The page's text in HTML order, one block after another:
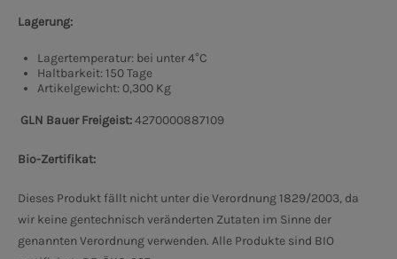
Lagerung:
Lagertemperatur: bei unter 4°C
Haltbarkeit: 150 Tage
Artikelgewicht: 0,300 Kg
GLN Bauer Freigeist:4270000887109
Bio-Zertifikat:
Dieses Produkt fällt nicht unter die Verordnung 1829/2003, da
wir keine gentechnisch veränderten Zutaten im Sinne der
genannten Verordnung verwenden. Alle Produkte sind BIO